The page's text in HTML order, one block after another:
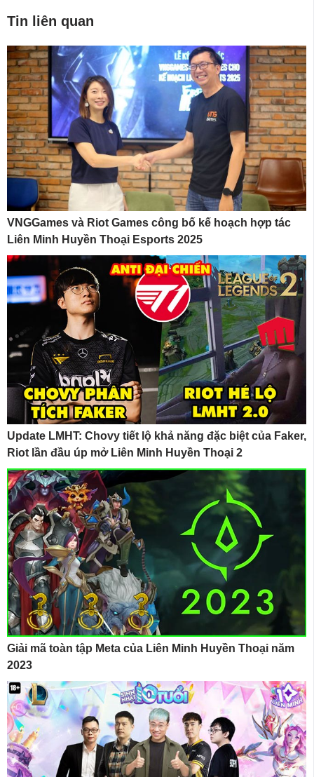
Tin liên quan
VNGGames và Riot Games công bố kế hoạch hợp tác
Liên Minh Huyền Thoại Esports 2025
Update LMHT: Chovy tiết lộ khả năng đặc biệt của Faker,
Riot lần đầu úp mở Liên Minh Huyền Thoại 2
Giải mã toàn tập Meta của Liên Minh Huyền Thoại năm
2023